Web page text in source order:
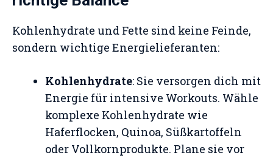
Kohlenhydrate und Fette sind keine Feinde,
sondern wichtige Energielieferanten:
Kohlenhydrate: Sie versorgen dich mit
Energie für intensive Workouts. Wähle
komplexe Kohlenhydrate wie
Haferflocken, Quinoa, Süßkartoffeln
oder Vollkornprodukte. Plane sie vor